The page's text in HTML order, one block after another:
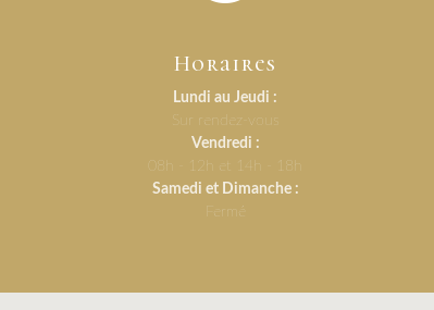
Horaires
Lundi au Jeudi :
Sur rendez-vous
Vendredi :
08h - 12h et 14h - 18h
Samedi et Dimanche :
Fermé